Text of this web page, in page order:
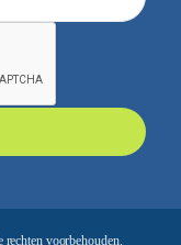
voorbehouden.